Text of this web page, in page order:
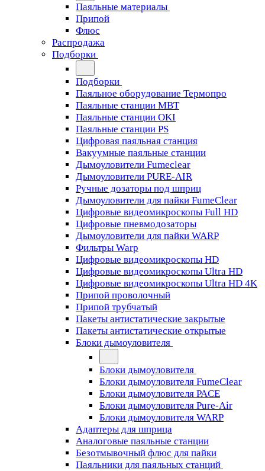
Паяльные материалы
Припой
Флюс
Распродажа
Подборки
Подборки
Паяльное оборудование Термопро
Паяльные станции MBT
Паяльные станции OKI
Паяльные станции PS
Цифровая паяльная станция
Вакуумные паяльные станции
Дымоуловители Fumeclear
Дымоуловители PURE-AIR
Ручные дозаторы под шприц
Дымоуловители для пайки FumeClear
Цифровые видеомикроскопы Full HD
Цифровые пневмодозаторы
Дымоуловители для пайки WARP
Фильтры Warp
Цифровые видеомикроскопы HD
Цифровые видеомикроскопы Ultra HD
Цифровые видеомикроскопы Ultra HD 4K
Припой проволочный
Припой трубчатый
Пакеты антистатические закрытые
Пакеты антистатические открытые
Блоки дымоуловителя
Блоки дымоуловителя
Блоки дымоуловителя FumeClear
Блоки дымоуловителя PACE
Блоки дымоуловителя Pure-Air
Блоки дымоуловителя WARP
Адаптеры для шприца
Аналоговые паяльные станции
Безотмывочный флюс для пайки
Паяльники для паяльных станций